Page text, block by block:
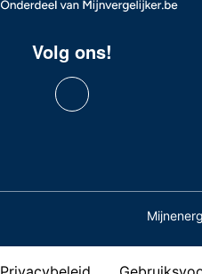
Volg ons!